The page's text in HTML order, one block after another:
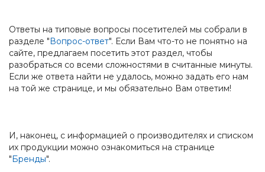
Ответы на типовые вопросы посетителей мы собрали в
разделе "Вопрос-ответ". Если Вам что-то не понятно на
сайте, предлагаем посетить этот раздел, чтобы
разобраться со всеми сложностями в считанные минуты.
Если же ответа найти не удалось, можно задать его нам
на той же странице, и мы обязательно Вам ответим!
И, наконец, с информацией о производителях и списком
их продукции можно ознакомиться на странице
"Бренды".